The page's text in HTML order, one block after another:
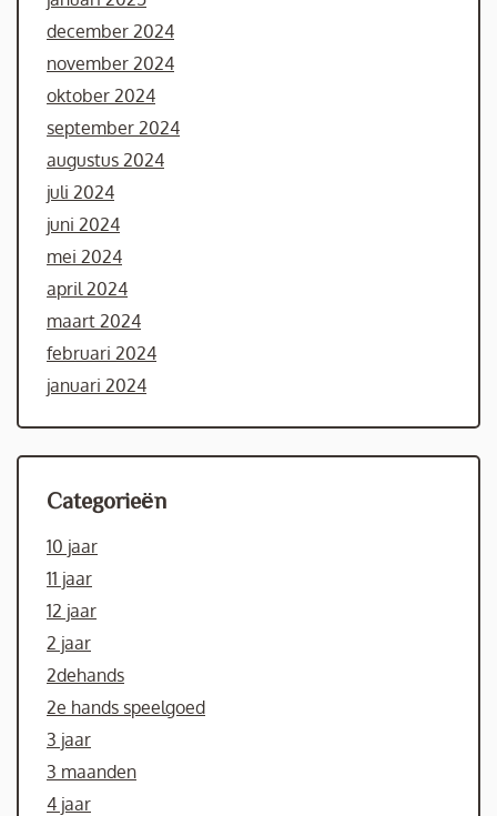
december 2024
november 2024
oktober 2024
september 2024
augustus 2024
juli 2024
juni 2024
mei 2024
april 2024
maart 2024
februari 2024
januari 2024
Categorieën
10 jaar
11 jaar
12 jaar
2 jaar
2dehands
2e hands speelgoed
3 jaar
3 maanden
4 jaar